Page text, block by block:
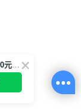
❤️加LINE好友 賺100元券！